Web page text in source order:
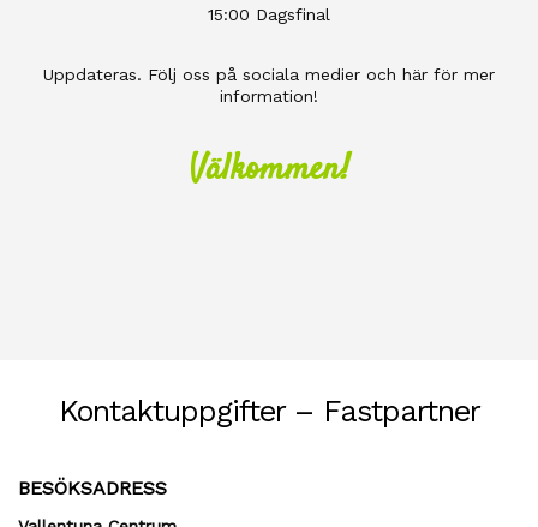
15:00 Dagsfinal
Uppdateras. Följ oss på sociala medier och här för mer
information!
Välkommen!
Kontaktuppgifter – Fastpartner
BESÖKSADRESS